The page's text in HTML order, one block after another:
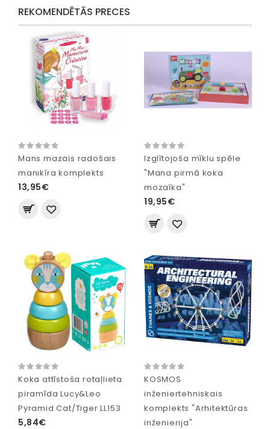
REKOMENDĒTĀS PRECES
Mans mazais radošais
manikīra komplekts
13,95€
Izglītojoša mīklu spēle
"Mana pirmā koka
mozaīka"
19,95€
Koka attīstoša rotaļlieta
piramīda Lucy&Leo
Pyramid Cat/Tiger LL153
5,84€
KOSMOS
inženiertehniskais
komplekts "Arhitektūras
inženierija"